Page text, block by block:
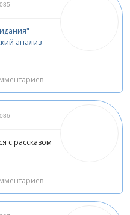
анализ
с рассказом